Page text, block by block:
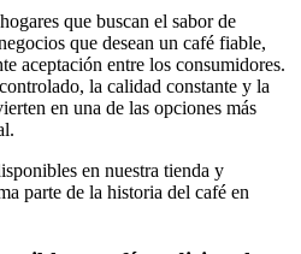
que buscan el sabor de
que desean un café fiable,
aceptación entre los consumidores.
la calidad constante y la
en una de las opciones más
en nuestra tienda y
parte de la historia del café en